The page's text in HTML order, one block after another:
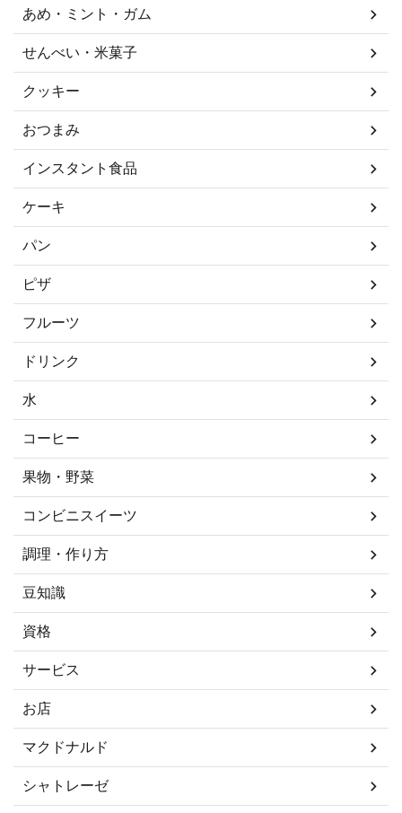
あめ・ミント・ガム
せんべい・米菓子
クッキー
おつまみ
インスタント食品
ケーキ
パン
ピザ
フルーツ
ドリンク
水
コーヒー
果物・野菜
コンビニスイーツ
調理・作り方
豆知識
資格
サービス
お店
マクドナルド
シャトレーゼ